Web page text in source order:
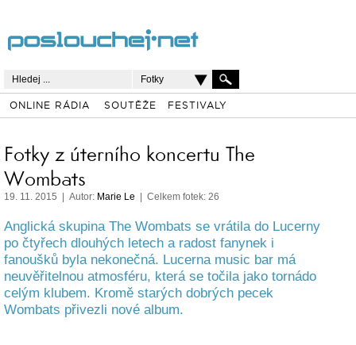
Fotky
ONLINE RÁDIA SOUTĚŽE FESTIVALY
Fotky z úterního koncertu The
Wombats
19. 11. 2015 | Autor: Marie Le | Celkem fotek: 26
Anglická skupina The Wombats se vrátila do Lucerny
po čtyřech dlouhých letech a radost fanynek i
fanoušků byla nekonečná. Lucerna music bar má
neuvěřitelnou atmosféru, která se točila jako tornádo
celým klubem. Kromě starých dobrých pecek
Wombats přivezli nové album.